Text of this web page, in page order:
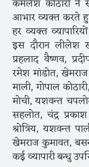
कमलेश कोठारी ने
आभार व्यक्त करते
हर व्यक्त
इस दौरान लीलेश
प्रहलाद वैष्णव,
रमेश मांडोत, खेमराज
माली, गोपाल
मोची, यशवन्त
सहलोत, चंद्र
श्रोत्रिय, यशवन्त
खेमराज कुमावत,
कई व्यापारी बन्धु